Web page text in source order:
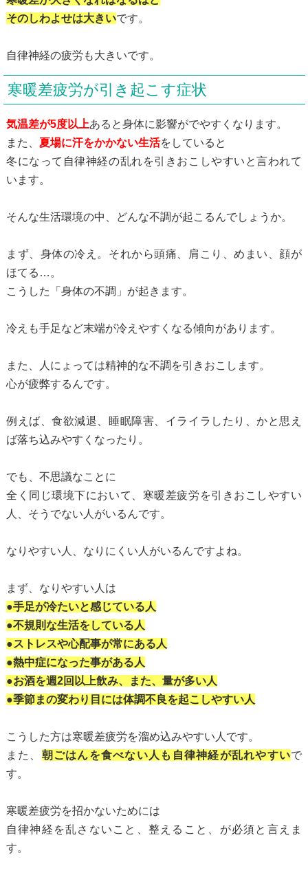
そのしわよせは大きいです。
自律神経の疲労も大きいです。
寒暖差疲労が引き起こす症状
気温差が5度以上あると身体に影響がでやすくなります。
また、 夏場に汗をかかない生活をしていると
冬になって自律神経の乱れを引きおこしやすいと言われて
います。
そんな生活環境の中、どんな不調が起こるんでしょうか。
まず、身体の冷え。それから頭痛、肩こり、めまい、顔が
ほてる…。
こうした「身体の不調」が起きます。
冷えも手足など末端が冷えやすくなる傾向があります。
また、人にょっては精神的な不調を引きおこします。
心が疲弊するんです。
例えば、食欲減退、睡眠障害、イライラしたり、かと思え
ば落ち込みやすくなったり。
でも、不思議なことに
全く同じ環境下において、寒暖差疲労を引きおこしやすい
人、そうでない人がいるんです。
なりやすい人、なりにくい人がいるんですよね。
まず、なりやすい人は
●手足が冷たいと感じている人
●不規則な生活をしている人
●ストレスや心配事が常にある人
●熱中症になった事がある人
●お酒を週2回以上飲み、また、量が多い人
●季節まの変わり目には体調不良を起こしやすい人
こうした方は寒暖差疲労を溜め込みやすい人です。
また、 朝ごはんを食べない人も自律神経が乱れやすいで
す。
寒暖差疲労を招かないためには
自律神経を乱さないこと、整えること、が必須と言えま
す。